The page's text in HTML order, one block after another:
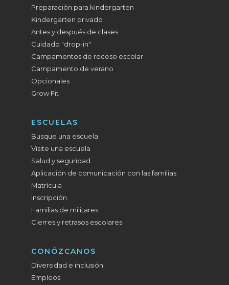
Preparación para kindergarten
Kindergarten privado
Antes y después de clases
Cuidado "drop-in"
Campamentos de receso escolar
Campamento de verano
Opcionales
Grow Fit
ESCUELAS
Busque una escuela
Visite una escuela
Salud y seguridad
Aplicación de comunicación con las familias
Matrícula
Inscripción
Familias de militares
Cierres y retrasos escolares
CONÓZCANOS
Diversidad e inclusión
Empleos